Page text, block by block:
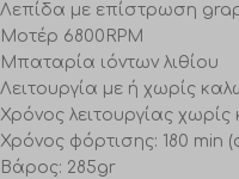
Λεπίδα με επίστρωση
Μοτέρ 6800RPM
Μπαταρία ιόντων λιθίου
Λειτουργία με ή χωρίς
Χρόνος λειτουργίας χωρίς
Χρόνος φόρτισης: 180 min
Βάρος: 285gr